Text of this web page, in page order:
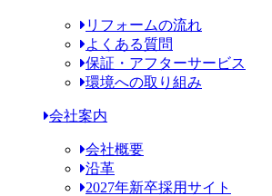
リフォームの流れ
よくある質問
保証・アフターサービス
環境への取り組み
会社案内
会社概要
沿革
2027年新卒採用サイト